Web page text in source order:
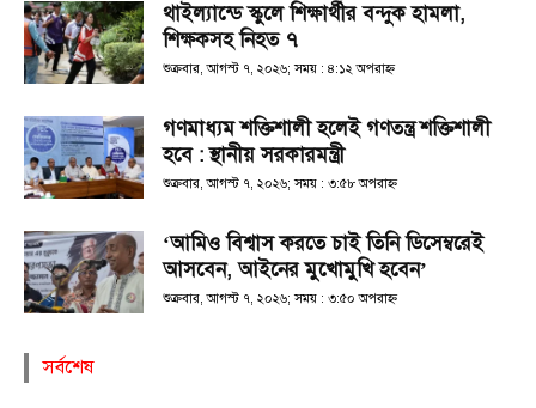
থাইল্যান্ডে স্কুলে শিক্ষার্থীর বন্দুক হামলা,
শিক্ষকসহ নিহত ৭
শুক্রবার, আগস্ট ৭, ২০২৬; সময় : ৪:১২ অপরাহ্ণ
গণমাধ্যম শক্তিশালী হলেই গণতন্ত্র শক্তিশালী
হবে : স্থানীয় সরকারমন্ত্রী
শুক্রবার, আগস্ট ৭, ২০২৬; সময় : ৩:৫৮ অপরাহ্ণ
‘আমিও বিশ্বাস করতে চাই তিনি ডিসেম্বরেই
আসবেন, আইনের মুখোমুখি হবেন’
শুক্রবার, আগস্ট ৭, ২০২৬; সময় : ৩:৫০ অপরাহ্ণ
সর্বশেষ